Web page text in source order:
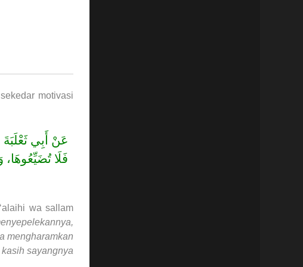
motivasi
عَنْ أَبِي
فَلَا
wa sallam
mengharamkan
sayangnya